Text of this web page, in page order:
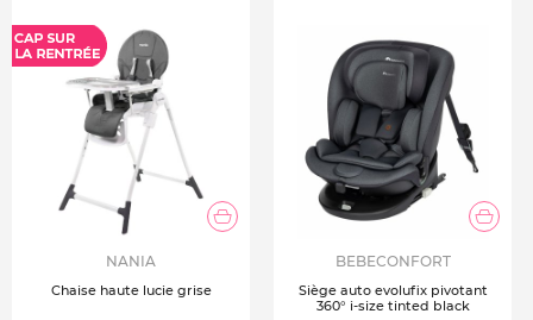
NANIA
Chaise haute lucie grise
BEBECONFORT
Siège auto evolufix pivotant
360° i-size tinted black